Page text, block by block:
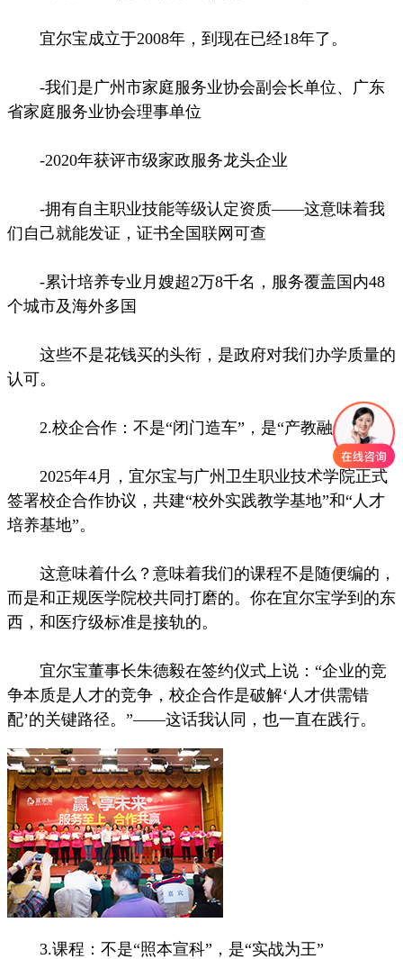
宜尔宝成立于2008年，到现在已经18年了。
-我们是广州市家庭服务业协会副会长单位、广东
省家庭服务业协会理事单位
-2020年获评市级家政服务龙头企业
-拥有自主职业技能等级认定资质——这意味着我
们自己就能发证，证书全国联网可查
-累计培养专业月嫂超2万8千名，服务覆盖国内48
个城市及海外多国
这些不是花钱买的头衔，是政府对我们办学质量的
认可。
2.校企合作：不是“闭门造车”，是“产教融合”
2025年4月，宜尔宝与广州卫生职业技术学院正式
签署校企合作协议，共建“校外实践教学基地”和“人才
培养基地”。
这意味着什么？意味着我们的课程不是随便编的，
而是和正规医学院校共同打磨的。你在宜尔宝学到的东
西，和医疗级标准是接轨的。
宜尔宝董事长朱德毅在签约仪式上说：“企业的竞
争本质是人才的竞争，校企合作是破解‘人才供需错
配’的关键路径。”——这话我认同，也一直在践行。
3.课程：不是“照本宣科”，是“实战为王”